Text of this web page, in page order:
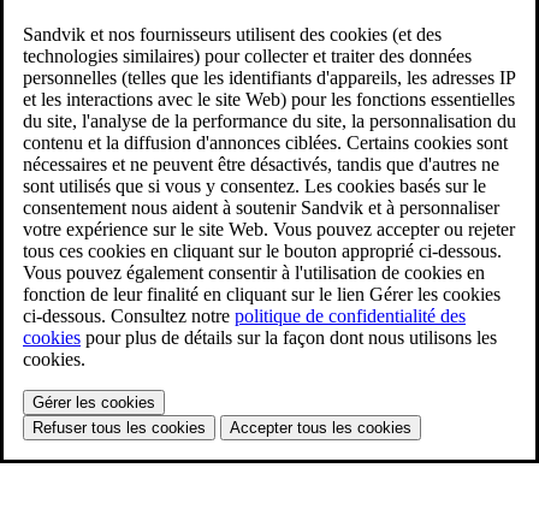
Sandvik et nos fournisseurs utilisent des cookies (et des
technologies similaires) pour collecter et traiter des données
personnelles (telles que les identifiants d'appareils, les adresses IP
et les interactions avec le site Web) pour les fonctions essentielles
du site, l'analyse de la performance du site, la personnalisation du
contenu et la diffusion d'annonces ciblées. Certains cookies sont
nécessaires et ne peuvent être désactivés, tandis que d'autres ne
sont utilisés que si vous y consentez. Les cookies basés sur le
consentement nous aident à soutenir Sandvik et à personnaliser
votre expérience sur le site Web. Vous pouvez accepter ou rejeter
tous ces cookies en cliquant sur le bouton approprié ci-dessous.
Vous pouvez également consentir à l'utilisation de cookies en
fonction de leur finalité en cliquant sur le lien Gérer les cookies
ci-dessous. Consultez notre politique de confidentialité des
cookies pour plus de détails sur la façon dont nous utilisons les
cookies.
Gérer les cookies
Refuser tous les cookies
Accepter tous les cookies